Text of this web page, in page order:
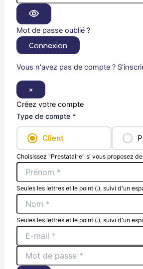
Mot de passe oublié ?
Connexion
Vous n'avez pas de compte ?
×
Créez votre compte
Type de compte *
Client
Choisissez "Prestataire" si vous proposez
Seules les lettres et le point (.), suivi d'un
Seules les lettres et le point (.), suivi d'un